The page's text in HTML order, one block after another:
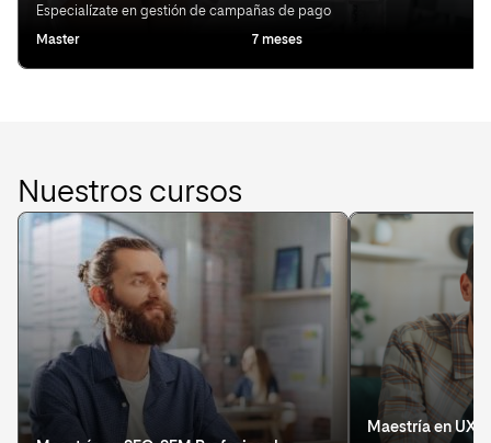
Especialízate en gestión de campañas de pago
Master 7 meses
Nuestros cursos
Maestría en UX/